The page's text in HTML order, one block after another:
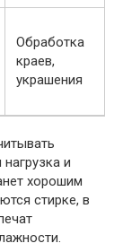
Обработка
краев,
украшения
и
хорошим
стирке, в